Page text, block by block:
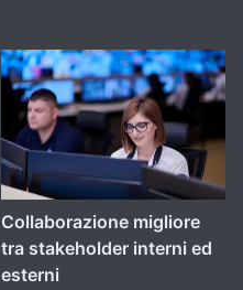
Collaborazione migliore
tra stakeholder interni ed
esterni